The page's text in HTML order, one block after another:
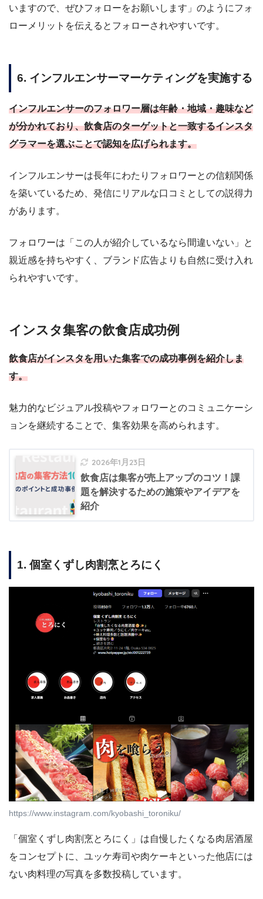
いますので、ぜひフォローをお願いします」のようにフォ
ローメリットを伝えるとフォローされやすいです。
6. インフルエンサーマーケティングを実施する
インフルエンサーのフォロワー層は年齢・地域・趣味など
が分かれており、飲食店のターゲットと一致するインスタ
グラマーを選ぶことで認知を広げられます。
インフルエンサーは長年にわたりフォロワーとの信頼関係
を築いているため、発信にリアルな口コミとしての説得力
があります。
フォロワーは「この人が紹介しているなら間違いない」と
親近感を持ちやすく、ブランド広告よりも自然に受け入れ
られやすいです。
インスタ集客の飲食店成功例
飲食店がインスタを用いた集客での成功事例を紹介しま
す。
魅力的なビジュアル投稿やフォロワーとのコミュニケーシ
ョンを継続することで、集客効果を高められます。
2026年1月23日
飲食店は集客が売上アップのコツ！課
題を解決するための施策やアイデアを
紹介
1. 個室くずし肉割烹とろにく
https://www.instagram.com/kyobashi_toroniku/
「個室くずし肉割烹とろにく」は自慢したくなる肉居酒屋
をコンセプトに、ユッケ寿司や肉ケーキといった他店には
ない肉料理の写真を多数投稿しています。